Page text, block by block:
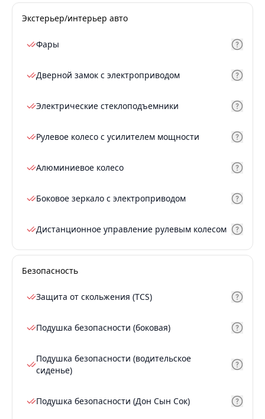
Экстерьер/интерьер авто
Фары
Дверной замок с электроприводом
Электрические стеклоподъемники
Рулевое колесо с усилителем мощности
Алюминиевое колесо
Боковое зеркало с электроприводом
Дистанционное управление рулевым колесом
Безопасность
Защита от скольжения (TCS)
Подушка безопасности (боковая)
Подушка безопасности (водительское
сиденье)
Подушка безопасности (Дон Сын Сок)